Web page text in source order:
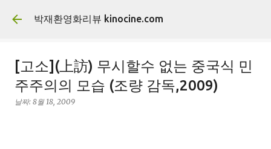
기본 콘텐츠로 건너뛰기
박재환영화리뷰 kinocine.com
[고소](上訪) 무시할수 없는 중국식 민
주주의의 모습 (조량 감독,2009)
날짜: 8월 18, 2009